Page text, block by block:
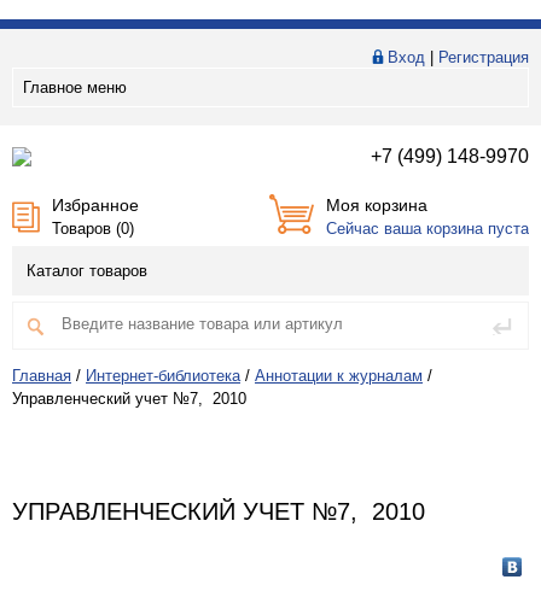
Вход
Регистрация
Главное меню
+7 (499) 148-9970
Избранное
Товаров (0)
Моя корзина
Сейчас ваша корзина пуста
Каталог товаров
Главная / Интернет-библиотека / Аннотации к журналам /
Управленческий учет №7, 2010
УПРАВЛЕНЧЕСКИЙ УЧЕТ №7, 2010